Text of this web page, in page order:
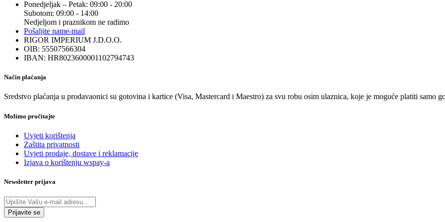
Ponedjeljak – Petak: 09:00 - 20:00
Subotom: 09:00 - 14:00
Nedjeljom i praznikom ne radimo
Pošaljite name-mail
RIGOR IMPERIUM J.D.O.O.
OIB: 55507566304
IBAN: HR8023600001102794743
Način plaćanja
Sredstvo plaćanja u prodavaonici su gotovina i kartice (Visa, Mastercard i Maestro) za svu robu osim ulaznica, koje je moguće platiti samo
Molimo pročitajte
Uvjeti korištenja
Zaštita privatnosti
Uvjeti prodaje, dostave i reklamacije
Izjava o korištenju wspay-a
Newsletter prijava